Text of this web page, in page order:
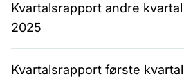
Kvartalsrapport andre kvartal
2025
Kvartalsrapport første kvartal